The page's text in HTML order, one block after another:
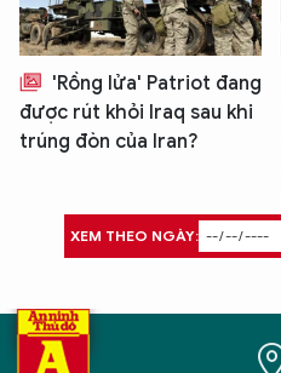
'Rồng lửa' Patriot đang
được rút khỏi Iraq sau khi
trúng đòn của Iran?
XEM THEO NGÀY: